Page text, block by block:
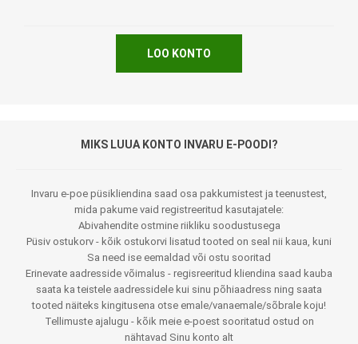
LOO KONTO
MIKS LUUA KONTO INVARU E-POODI?
Invaru e-poe püsikliendina saad osa pakkumistest ja teenustest,
mida pakume vaid registreeritud kasutajatele:
Abivahendite ostmine riikliku soodustusega
Püsiv ostukorv - kõik ostukorvi lisatud tooted on seal nii kaua, kuni
Sa need ise eemaldad või ostu sooritad
Erinevate aadresside võimalus - regisreeritud kliendina saad kauba
saata ka teistele aadressidele kui sinu põhiaadress ning saata
tooted näiteks kingitusena otse emale/vanaemale/sõbrale koju!
Tellimuste ajalugu - kõik meie e-poest sooritatud ostud on
nähtavad Sinu konto alt